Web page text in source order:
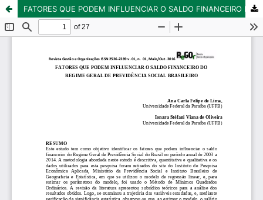
FATORES QUE PODEM INFLUENCIAR O SALDO FINANCEIRO DO REGIME GERAL DE PREVIDENCIA SOCIAL BRASILEIRO